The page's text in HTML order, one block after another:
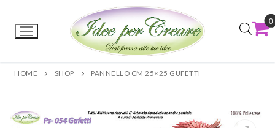
0
HOME SHOP PANNELLO CM 25×25 GUFETTI